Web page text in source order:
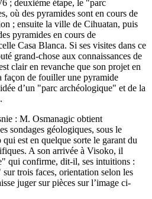
; deuxième étape, le "parc
où des pyramides sont en cours de
; ensuite la ville de Cihuatan, puis
pyramides en cours de
Casa Blanca. Si ses visites dans ce
grand-chose aux connaissances de
clair en revanche que son projet en
façon de fouiller une pyramide
d’un "parc archéologique" et de la
: M. Osmanagic obtient
sondages géologiques, sous le
est en quelque sorte le garant du
A son arrivée à Visoko, il
qui confirme, dit-il, ses intuitions :
trois faces, orientation selon les
juger sur pièces sur l’image ci-